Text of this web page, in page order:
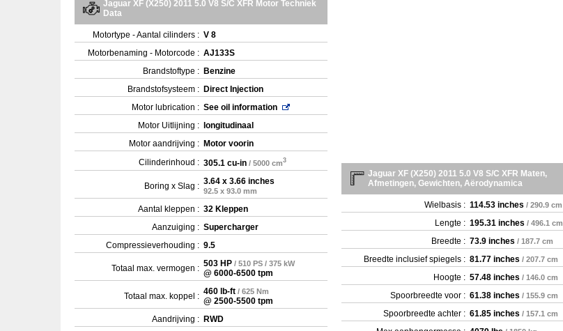
Jaguar XF (X250) 2011 5.0 V8 S/C XFR Motor Techniek
Data
Motortype - Aantal cilinders : V 8
Motorbenaming - Motorcode : AJ133S
Brandstoftype : Benzine
Brandstofsysteem : Direct Injection
Motor lubrication : See oil information
Motor Uitlijning :
longitudinaal
Motor aandrijving : Motor voorin
Cilinderinhoud : 305.1 cu-in / 5000 cm3
Boring x Slag : 3.64 x 3.66 inches
92.5 x 93.0 mm
Aantal kleppen : 32 Kleppen
Aanzuiging : Supercharger
Compressieverhouding : 9.5
Totaal max. vermogen : 503 HP / 510 PS / 375 kW
@ 6000-6500 tpm
Totaal max. koppel : 460 lb-ft / 625 Nm
@ 2500-5500 tpm
Aandrijving : RWD
Jaguar XF (X250) 2011 5.0 V8 S/C XFR Maten,
Afmetingen, Gewichten, Aërodynamica
Wielbasis : 114.53 inches / 290.9 cm
Lengte : 195.31 inches / 496.1 cm
Breedte : 73.9 inches / 187.7 cm
Breedte inclusief spiegels : 81.77 inches / 207.7 cm
Hoogte : 57.48 inches / 146.0 cm
Spoorbreedte voor : 61.38 inches / 155.9 cm
Spoorbreedte achter : 61.85 inches / 157.1 cm